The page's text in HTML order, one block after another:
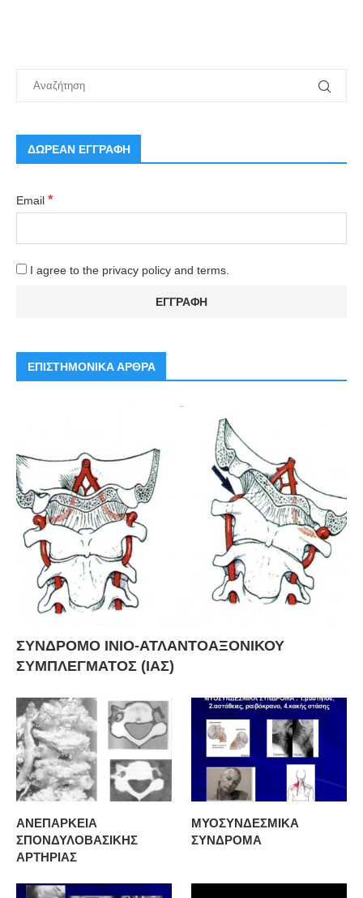
ΔΩΡΕΑΝ ΕΓΓΡΑΦΗ
Email *
I agree to the privacy policy and terms.
ΕΠΙΣΤΗΜΟΝΙΚΑ ΑΡΘΡΑ
ΣΥΝΔΡΟΜΟ ΙΝΙΟ-ΑΤΛΑΝΤΟΑΞΟΝΙΚΟΥ
ΣΥΜΠΛΕΓΜΑΤΟΣ (ΙΑΣ)
ΑΝΕΠΑΡΚΕΙΑ
ΣΠΟΝΔΥΛΟΒΑΣΙΚΗΣ
ΑΡΤΗΡΙΑΣ
ΜΥΟΣΥΝΔΕΣΜΙΚΑ
ΣΥΝΔΡΟΜΑ